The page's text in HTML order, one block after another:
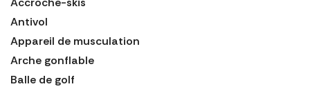
Antivol
Appareil de musculation
Arche gonflable
Balle de golf